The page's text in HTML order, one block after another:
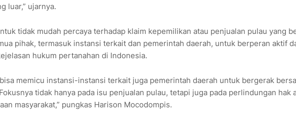
luar,” ujarnya.
tidak mudah percaya terhadap klaim kepemilikan atau penjualan pulau yang
pihak, termasuk instansi terkait dan pemerintah daerah, untuk berperan aktif
hukum pertanahan di Indonesia.
memicu instansi-instansi terkait juga pemerintah daerah untuk bergerak
tidak hanya pada isu penjualan pulau, tetapi juga pada perlindungan hak
masyarakat,” pungkas Harison Mocodompis.